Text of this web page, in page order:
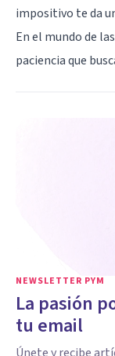
impositivo te da
En el mundo de
paciencia que
NEWSLETTER PYM
La pasión
tu email